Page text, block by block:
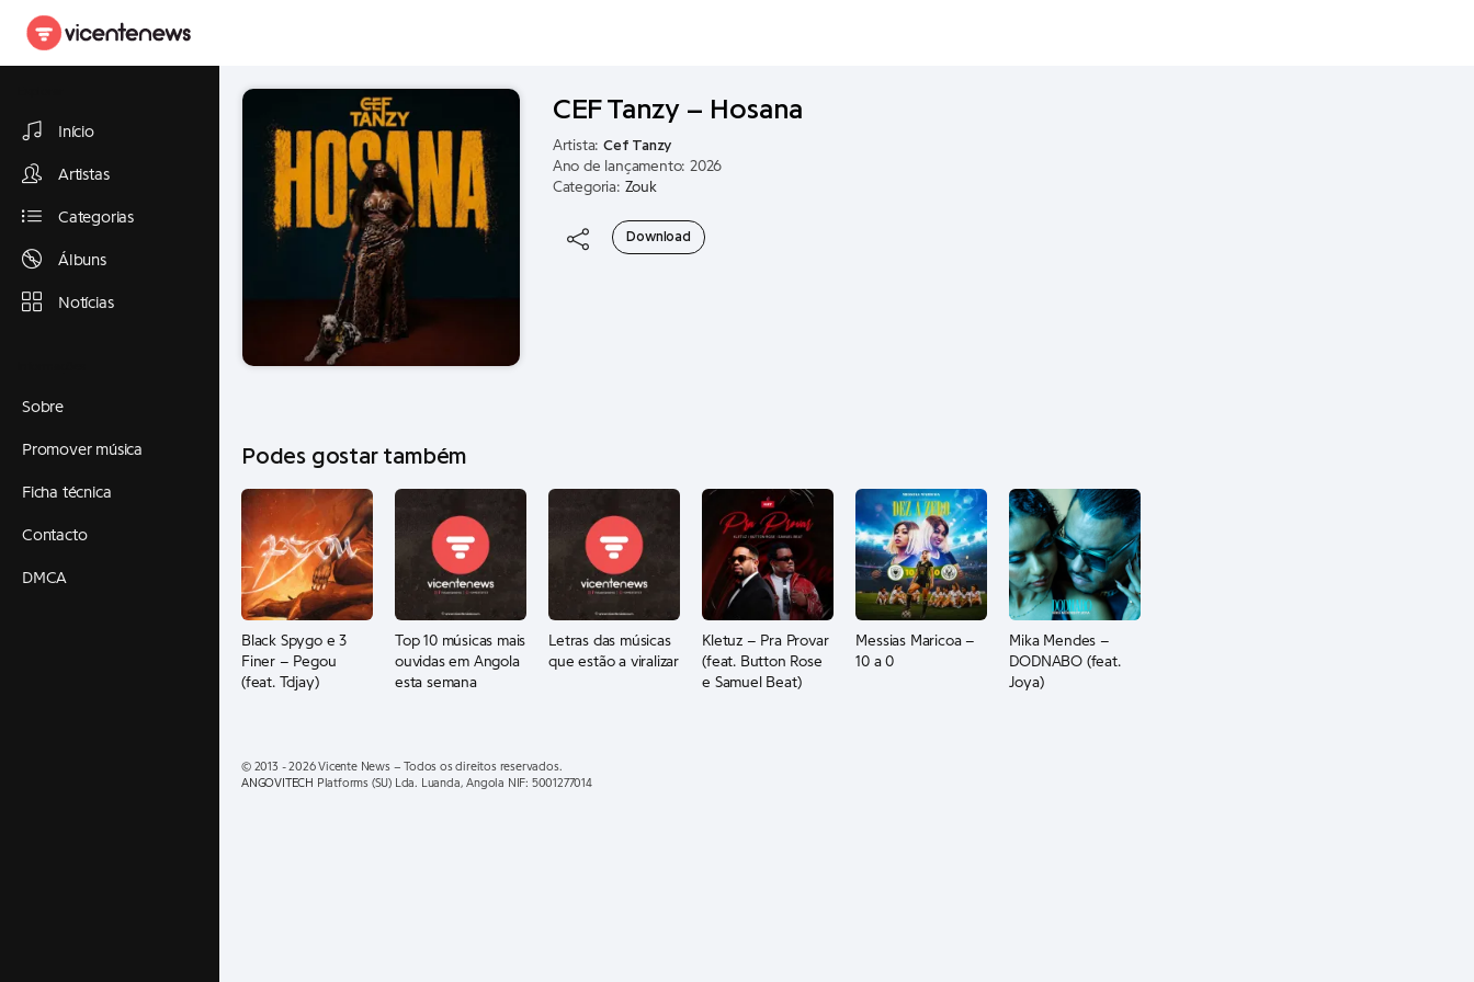
Início
Artistas
Categorias
Álbuns
Notícias
Sobre
Promover música
Ficha técnica
Contacto
DMCA
CEF Tanzy – Hosana
Artista:Cef Tanzy
Ano de lançamento: 2026
Categoria: Zouk
Download
Podes gostar também
Black Spygo e 3
Finer – Pegou
(feat. Tdjay)
Top 10 músicas mais
ouvidas em Angola
esta semana
Letras das músicas
que estão a viralizar
Kletuz – Pra Provar
(feat. Button Rose
e Samuel Beat)
Messias Maricoa –
10 a 0
Mika Mendes –
DODNABO (feat.
Joya)
© 2013 - 2026 Vicente News – Todos os direitos reservados.
ANGOVITECH
Platforms (SU) Lda. Luanda, Angola NIF: 5001277014